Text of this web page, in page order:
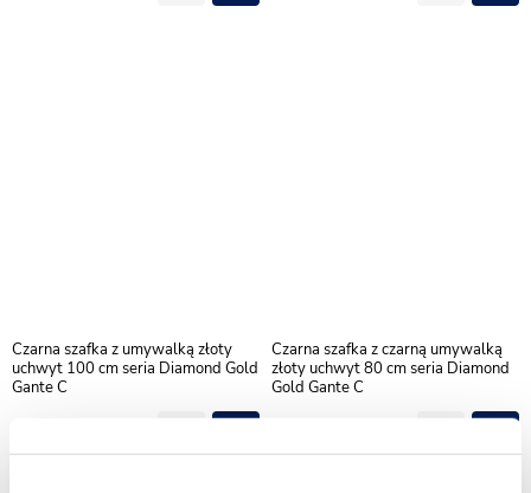
Czarna szafka z umywalką złoty
uchwyt 100 cm seria Diamond Gold
Gante C
Czarna szafka z czarną umywalką
złoty uchwyt 80 cm seria Diamond
Gold Gante C